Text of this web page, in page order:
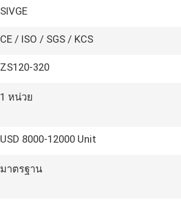
SIVGE
CE / ISO / SGS / KCS
ZS120-320
1 หน่วย
USD 8000-12000 Unit
มาตรฐาน